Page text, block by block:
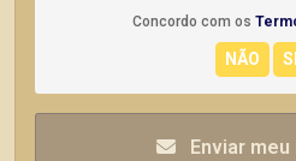
Concordo com os
Enviar